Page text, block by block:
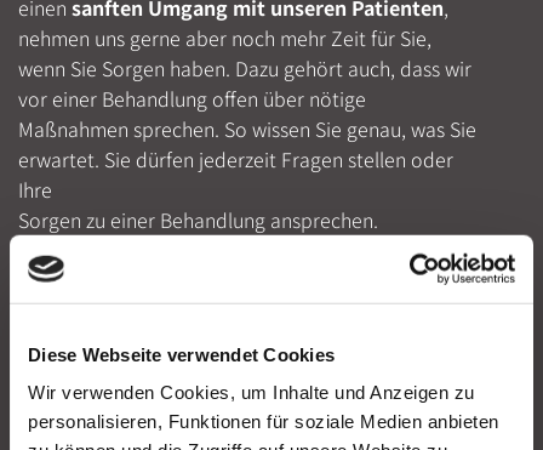
Diese Webseite verwendet Cookies
Wir verwenden Cookies, um Inhalte und Anzeigen zu
personalisieren, Funktionen für soziale Medien anbieten
einen sanften Umgang mit unseren Patienten,
nehmen uns gerne aber noch mehr Zeit für Sie,
wenn Sie Sorgen haben. Dazu gehört auch, dass wir
vor einer Behandlung offen über nötige
Maßnahmen sprechen. So wissen Sie genau, was Sie
erwartet. Sie dürfen jederzeit Fragen stellen oder
Ihre
Sorgen zu einer Behandlung ansprechen.
Gemeinsam finden wir eine Lösung, mit der Sie sich
wohlfühlen. Wir möchten Ihren Besuch beim
Zahnarzt für Rheinböllen sostressfreiwie möglich
gestalten, damit Sie immer wieder mit einem
entspannten Gefühlzu uns kommen können.